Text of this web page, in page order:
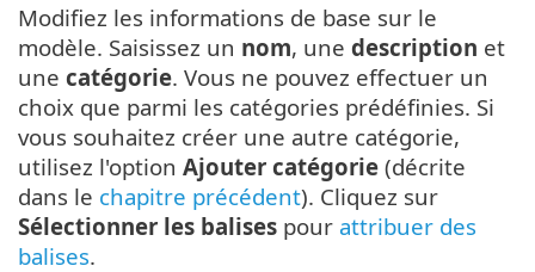
Modifiez les informations de base sur le
modèle. Saisissez un nom, une description et
une catégorie. Vous ne pouvez effectuer un
choix que parmi les catégories prédéfinies. Si
vous souhaitez créer une autre catégorie,
utilisez l'option Ajouter catégorie (décrite
dans le chapitre précédent). Cliquez sur
Sélectionner les balises pour attribuer des
balises.